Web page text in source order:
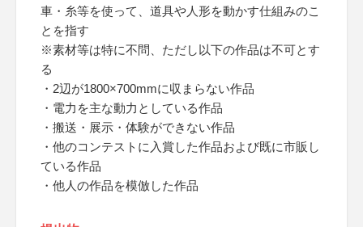
車・糸等を使って、道具や人形を動かす仕組みのこ
とを指す
※素材等は特に不問、ただし以下の作品は不可とす
る
・2辺が1800×700mmに収まらない作品
・電力を主な動力としている作品
・搬送・展示・体験ができない作品
・他のコンテストに入賞した作品および既に市販し
ている作品
・他人の作品を模倣した作品